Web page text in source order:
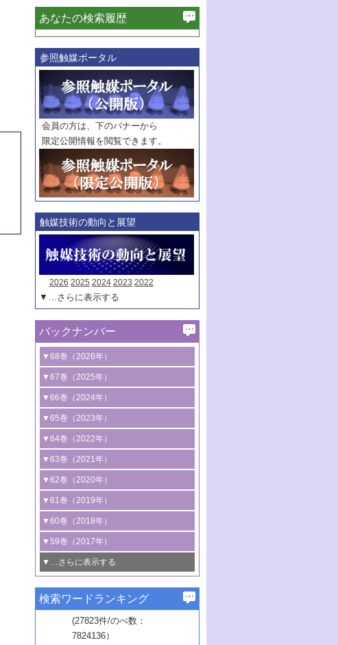
必ず含む
巻・号指定
巻
号
範囲指定
巻
号～
巻
号
触媒年鑑
年度
記事種別
マーク：
マークあり
あなたの検索履歴
参照触媒ポータル
会員の方は、下のバナーから
限定公開情報を閲覧できます。
触媒技術の動向と展望
2026 2025 2024 2023 2022
▼…さらに表示する
バックナンバー
▼68巻（2026年）
1号 過酸化水素合成に関する研究動向
2号 コンピューター技術により加速する
触媒開発
3号 有機分子変換やCO 資源化のための
光触媒に関する最近の研究
B号 第137回触媒討論会（2026年）
▼67巻（2025年）
1号 CO
水素化によるグリーン燃料/グリ
ーンケミカル製造
2号 水素製造のための水分解技術に関す
る最近の研究
3号 オレフィン系樹脂の精密合成に関す
る最新技術
4号 アルコール類の効率的変換を実現す
る非貴金属触媒の研究動向
5号 ゼオライトの合成と応用における研
究動向
6号 ヘテロ接合界面
B号 第135回触媒討論会（2025年）
▼66巻（2024年）
1号 低次元ナノ構造を有する触媒材料
2号 規制反応場を活用した固体触媒研究
の新展開
3号 未踏分子変換を目指した酸化触媒プ
ロセスの最前線
4号 シンクロトロン放射光および中性子
線を利用した触媒解析技術の最先端
5号 単原子触媒
6号 参照触媒委員会からのお知らせ
B号 第133回触媒討論会（2023年）
▼65巻（2023年）
1号 炭素が関わる触媒機能
2号 プラスチックケミカルリサイクルの
ための触媒技術
3号 非酸化物系金属化合物を基盤とした
触媒材料の開発
4号 格子酸素・格子酸素欠陥を利用した
触媒反応
5号 生体触媒によるエネルギー変換反応
6号 窒素とリンの循環のための触媒・機
能性材料
▼64巻（2022年）
1号 合成ガス製造とCOを用いるケミカル
ズ合成の最新動向
2号 化学品合成のための合金触媒開発
3号 CO の排出削減および有効活用のた
めの触媒技術
4号 若手による情報発信企画～とびたて
若き触媒の研究者たち～（1）
若き触媒の研究者たち～（2）
6号 石油のノーブル・ユースを志向した
触媒技術
▼63巻（2021年）
1号 金触媒の新展開
2号 ペロブスカイト
3号 特殊反応場を利用した触媒的分子変
換反応
4号 多孔質材料を用いた触媒の新展開
5号 情報学的手法を用いた触媒開発
6号 カーボンニュートラルに向けた電解
技術
B号 第127回触媒討論会（2021年・オン
ライン開催(Zoom)のみ）
▼62巻（2020年）
1号 触媒設計を拓く欠陥構造のキャラク
タリゼーション
2号 機能化学品製造に資するクリーンな
触媒的酸化反応
3号 水処理のための触媒化学
4号 光触媒を用いた水分解の最新の研究
動向
5号 次世代の触媒プロセスを支えるマイ
▼61巻（2019年）
1号 物質移動制御に着目した触媒プロセ
ス開発
2号 CO2 フリー水素サプライチェーンに
関わる触媒開発動向
3号 精密高分子合成に関する最近の研究
動向
4号 バイオマス化成品製造のための触媒
▼60巻（2018年）
1号 固体酸触媒の最新の研究動向
2号 二酸化炭素からの有用化学品合成
3号 ナノ粒子・クラスター触媒の最前線
4号 60周年記念企画
5号 進化するゼオライト合成技術
6号 非貴金属系触媒における電気化学的
▼59巻（2017年）
1号 いたるところに，触媒
最先端技術
3号 無機分離膜材料の開発と触媒反応プ
ロセスへの適用
▼…さらに表示する
1号 ユニークな構造の高分子を生み出す触
2号 リグニンからの化成品製造に向けた触
▼57巻（2015年）
1号 水素キャリアにかかわる触媒技術の新
▼56巻（2014年）
検索ワードランキング
(27823件/のべ数：
7824136）